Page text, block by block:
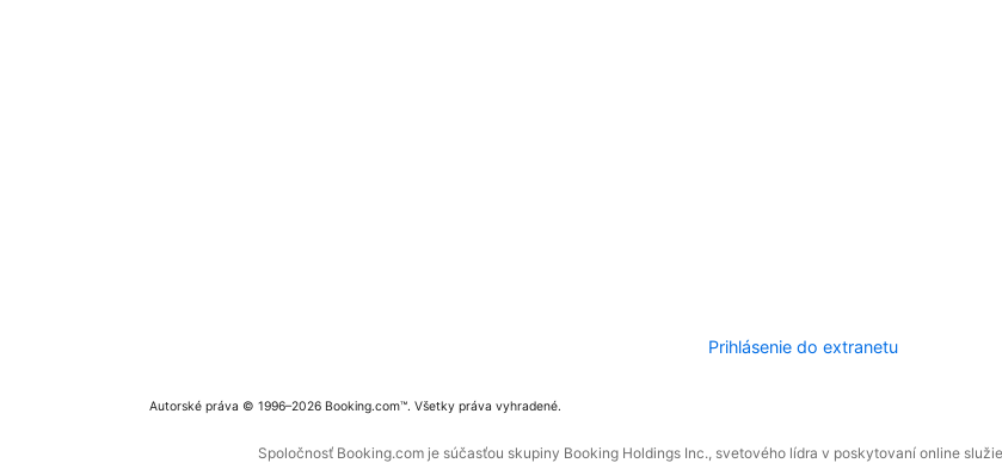
Prihlásenie do extranetu
Autorské práva © 1996–2026 Booking.com™. Všetky práva vyhradené.
Spoločnosť Booking.com je súčasťou skupiny Booking Holdings Inc., svetového lídra v poskytovaní online